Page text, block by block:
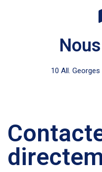
10 All.